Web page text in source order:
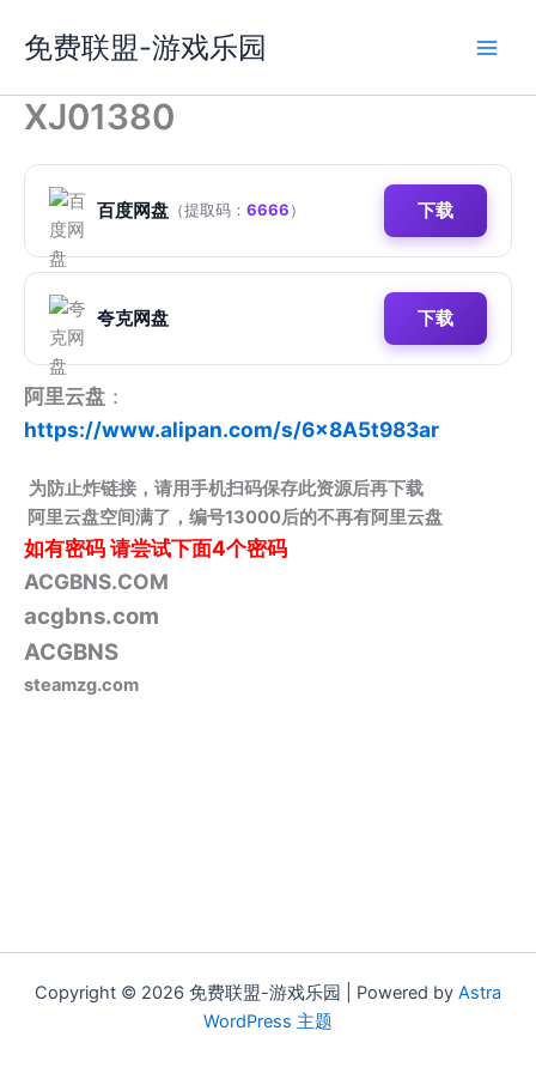
容
免费联盟-游戏乐园
XJ01380
百度网盘 （提取码： 6666） 下载
夸克网盘 下载
阿里云盘 ：
https://www.alipan.com/s/6x8A5t983ar
为防止炸链接，请用手机扫码保存此资源后再下载
阿里云盘空间满了，编号13000后的不再有阿里云盘
如有密码请尝试下面4个密码
ACGBNS.COM
acgbns.com
ACGBNS
steamzg.com
Copyright © 2026 免费联盟-游戏乐园 | Powered by Astra
WordPress 主题